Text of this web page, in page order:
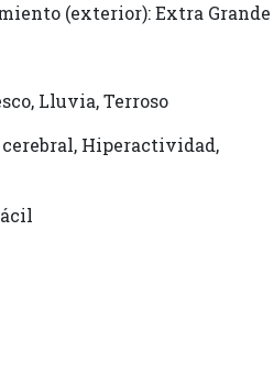
(exterior): Extra Grande
Lluvia, Terroso
Hiperactividad,